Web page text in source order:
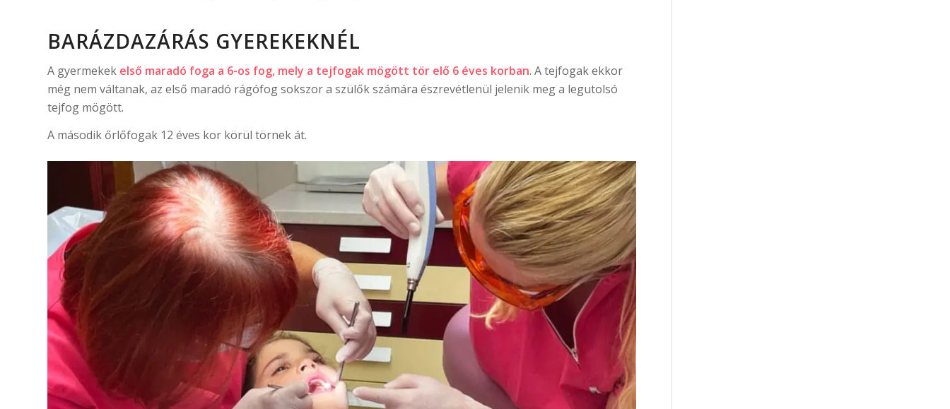
BARÁZDAZÁRÁS GYEREKEKNÉL
A gyermekek első maradó foga a 6-os fog, mely a tejfogak mögött tör elő 6 éves korban. A tejfogak ekkor
még nem váltanak, az első maradó rágófog sokszor a szülők számára észrevétlenül jelenik meg a legutolsó
tejfog mögött.
A második őrlőfogak 12 éves kor körül törnek át.